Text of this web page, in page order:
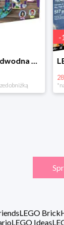
LEGO Super Heroes Bitwa powietrzna w super cenie
obniżką
-
LEGO
LEGO Ideas